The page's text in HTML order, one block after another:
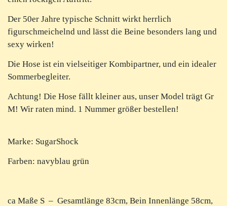
Der 50er Jahre typische Schnitt wirkt herrlich
figurschmeichelnd und lässt die Beine besonders lang und
sexy wirken!
Die Hose ist ein vielseitiger Kombipartner, und ein idealer
Sommerbegleiter.
Achtung! Die Hose fällt kleiner aus, unser Model trägt Gr
M! Wir raten mind. 1 Nummer größer bestellen!
Marke: SugarShock
Farben: navyblau grün
ca Maße S – Gesamtlänge 83cm, Bein Innenlänge 58cm,